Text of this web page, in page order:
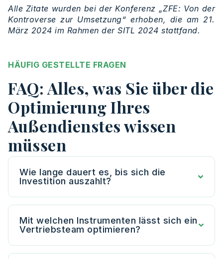
Alle Zitate wurden bei der Konferenz „ZFE: Von der
Kontroverse zur Umsetzung“ erhoben, die am 21.
März 2024 im Rahmen der SITL 2024 stattfand.
HÄUFIG GESTELLTE FRAGEN
FAQ: Alles, was Sie über die
Optimierung Ihres
Außendienstes wissen
müssen
Wie lange dauert es, bis sich die
Investition auszahlt?
Mit welchen Instrumenten lässt sich ein
Vertriebsteam optimieren?